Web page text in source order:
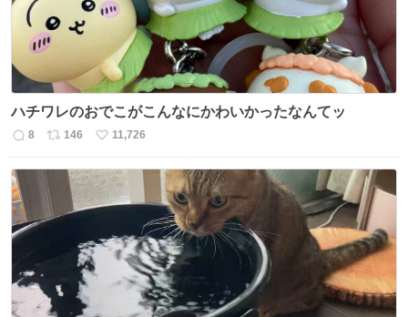
ハチワレのおでこがこんなにかわいかったなんてッ
返
数
8
リ
ス
ト
数
146
い
ね
数
11,726